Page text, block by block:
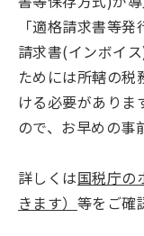
「適格請求書等
請求書(インボイ
ためには所轄の税
ける必要がありま
ので、お早めの事
詳しくは国税庁の
きます） 等をご確